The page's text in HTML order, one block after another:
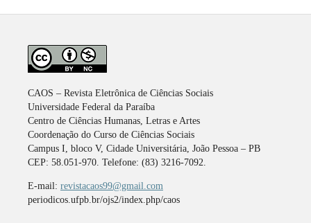
CAOS – Revista Eletrônica de Ciências Sociais
Universidade Federal da Paraíba
Centro de Ciências Humanas, Letras e Artes
Coordenação do Curso de Ciências Sociais
Campus I, bloco V, Cidade Universitária, João Pessoa – PB
CEP: 58.051-970. Telefone: (83) 3216-7092.
E-mail: revistacaos99@gmail.com
periodicos.ufpb.br/ojs2/index.php/caos